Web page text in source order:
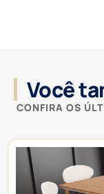
Você
CONFIRA OS